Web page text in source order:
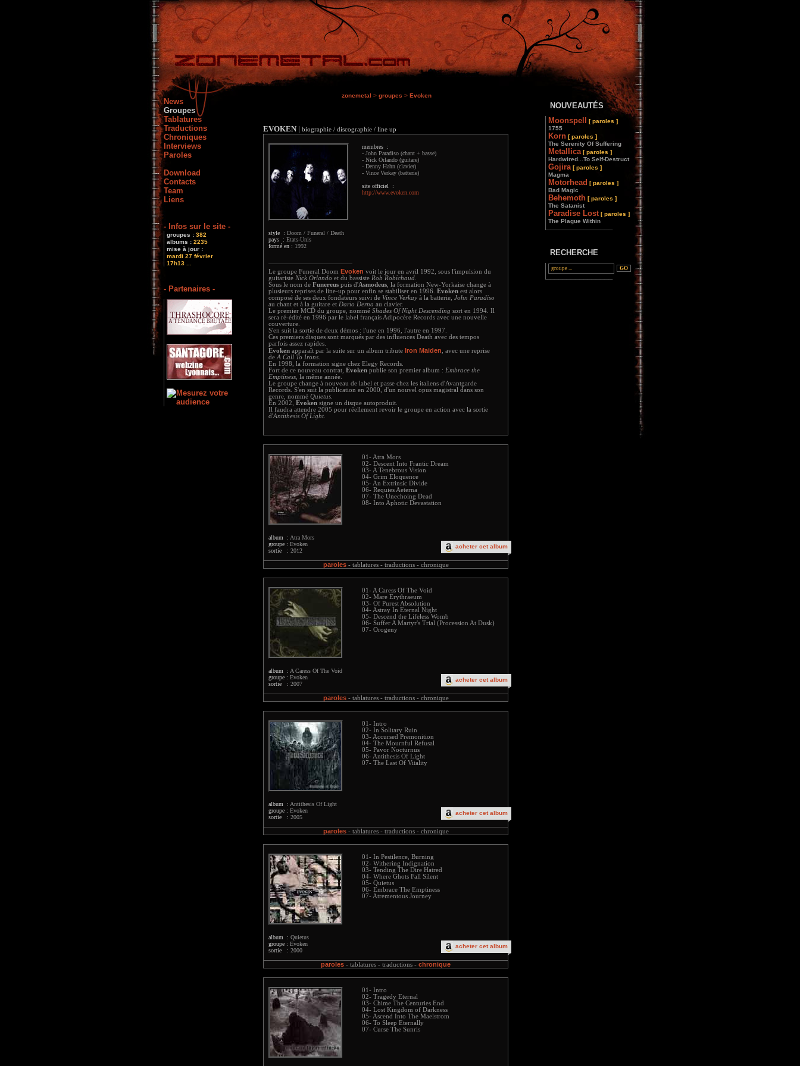
News
Groupes
Tablatures
Traductions
Chroniques
Interviews
Paroles
Download
Contacts
Team
Liens
- Infos sur le site -
groupes : 382
albums : 2235
mise à jour :
mardi 27 février
17h13 ...
- Partenaires -
zonemetal > groupes > Evoken
EVOKEN | biographie / discographie / line up
style : Doom / Funeral / Death
pays : Etats-Unis
formé en : 1992
membres :
- John Paradiso (chant + basse)
- Nick Orlando (guitare)
- Denny Hahn (clavier)
- Vince Verkay (batterie)
site officiel :
http://www.evoken.com
Le groupe Funeral Doom Evoken voit le jour en avril 1992, sous l'impulsion du
guitariste Nick Orlando et du bassiste Rob Robichaud
Sous le nom de Funereus puis d'Asmodeus , la formation New-Yorkaise change à
plusieurs reprises de line-up pour enfin se stabiliser en 1996. Evoken est alors
composé de ses deux fondateurs suivi de Vince Verkay à la batterie, John Paradiso
au chant et à la guitare et Dario Derna au clavier.
Le premier MCD du groupe, nommé Shades Of Night Descending sort en 1994. Il
sera ré-édité en 1996 par le label français Adipocère Records avec une nouvelle
couverture.
S'en suit la sortie de deux démos : l'une en 1996, l'autre en 1997.
Ces premiers disques sont marqués par des influences Death avec des tempos
parfois assez rapides.
Evoken apparaît par la suite sur un album tribute Iron Maiden , avec une reprise
de A Call To Irons
En 1998, la formation signe chez Elegy Records.
Fort de ce nouveau contrat, Evoken publie son premier album : Embrace the
Emptiness , la même année.
Le groupe change à nouveau de label et passe chez les italiens d'Avantgarde
Records. S'en suit la publication en 2000, d'un nouvel opus magistral dans son
genre, nommé Quietus
En 2002, Evoken signe un disque autoproduit.
Il faudra attendre 2005 pour réellement revoir le groupe en action avec la sortie
d'Antithesis Of Light
acheter cet album
album : Atra Mors
groupe : Evoken
sortie : 2012
01- Atra Mors
02- Descent Into Frantic Dream
03- A Tenebrous Vision
04- Grim Eloquence
05- An Extrinsic Divide
06- Requies Aeterna
07- The Unechoing Dead
08- Into Aphotic Devastation
paroles- tablatures - traductions - chronique
acheter cet album
album : A Caress Of The Void
groupe : Evoken
sortie : 2007
01- A Caress Of The Void
02- Mare Erythraeum
03- Of Purest Absolution
04- Astray In Eternal Night
05- Descend the Lifeless Womb
06- Suffer A Martyr's Trial (Procession At Dusk)
07- Orogeny
paroles- tablatures - traductions - chronique
acheter cet album
album : Antithesis Of Light
groupe : Evoken
sortie : 2005
01- Intro
02- In Solitary Ruin
03- Accursed Premonition
04- The Mournful Refusal
05- Pavor Nocturnus
06- Antithesis Of Light
07- The Last Of Vitality
paroles- tablatures - traductions - chronique
acheter cet album
album : Quietus
groupe : Evoken
sortie : 2000
01- In Pestilence, Burning
02- Withering Indignation
03- Tending The Dire Hatred
04- Where Ghots Fall Silent
05- Quietus
06- Embrace The Emptiness
07- Atrementous Journey
paroles - tablatures - traductions - chronique
01- Intro
02- Tragedy Eternal
03- Chime The Centuries End
04- Lost Kingdom of Darkness
05- Ascend Into The Maelstrom
06- To Sleep Eternally
07- Curse The Sunris
NOUVEAUTÉS
Moonspell
[ paroles ]
1755
Korn [ paroles ]
The Serenity Of Suffering
Metallica [ paroles ]
Hardwired...To Self-Destruct
Gojira [ paroles ]
Magma
Motorhead [ paroles ]
Bad Magic
Behemoth [ paroles ]
The Satanist
Paradise Lost [ paroles ]
The Plague Within
________________
RECHERCHE
________________